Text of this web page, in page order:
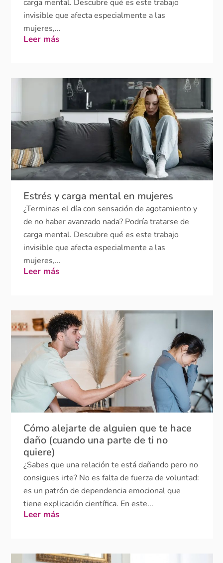
mujeres,...
Leer más
Estrés y carga mental en mujeres
de no haber avanzado nada? Podría tratarse de
carga mental. Descubre qué es este trabajo
invisible que afecta especialmente a las
mujeres,...
Leer más
Cómo alejarte de alguien que te hace
quiere)
¿Sabes que una relación te está dañando pero no
consigues irte? No es falta de fuerza de voluntad:
es un patrón de dependencia emocional que
tiene explicación científica. En este...
Leer más